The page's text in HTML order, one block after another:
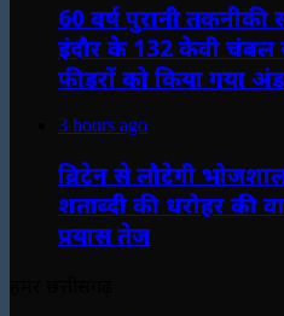
60 वर्ष पुरानी
इंदौर के 132 केवी
फीडरों को किया गया
3 hours ago
ब्रिटेन से लौटेगी
शताब्दी की धरोहर की
प्रयास तेज